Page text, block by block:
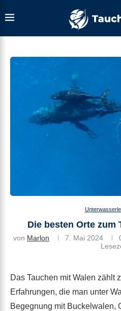
Die besten Orte zum
von Marlon 7. Mai 2024
Das Tauchen mit Walen zählt
Erfahrungen, die man unter
Begegnung mit Buckelwalen,